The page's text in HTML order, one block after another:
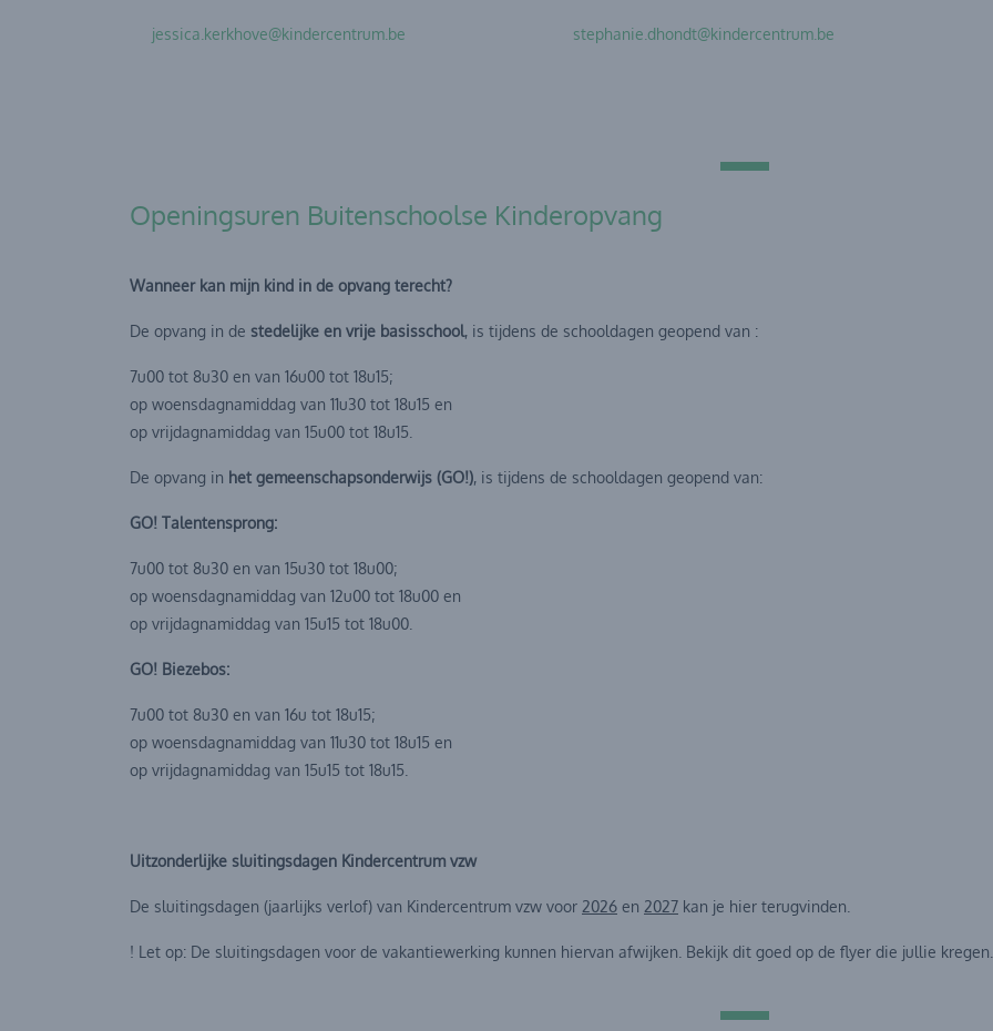
jessica.kerkhove@kindercentrum.be stephanie.dhondt@kindercentrum.be
Wanneer kan mijn kind in de opvang terecht?
De opvang in de stedelijke en vrije basisschool, is tijdens de schooldagen geopend van :
7u00 tot 8u30 en van 16u00 tot 18u15;
op woensdagnamiddag van 11u30 tot 18u15 en
op vrijdagnamiddag van 15u00 tot 18u15.
De opvang in het gemeenschapsonderwijs (GO!), is tijdens de schooldagen geopend van:
GO! Talentensprong:
7u00 tot 8u30 en van 15u30 tot 18u00;
op woensdagnamiddag van 12u00 tot 18u00 en
op vrijdagnamiddag van 15u15 tot 18u00.
GO! Biezebos:
7u00 tot 8u30 en van 16u tot 18u15;
op woensdagnamiddag van 11u30 tot 18u15 en
op vrijdagnamiddag van 15u15 tot 18u15.
Uitzonderlijke sluitingsdagen Kindercentrum vzw
De sluitingsdagen (jaarlijks verlof) van Kindercentrum vzw voor 2026 en 2027 kan je hier terugvinden.
! Let op: De sluitingsdagen voor de vakantiewerking kunnen hiervan afwijken. Bekijk dit goed op de flyer die jullie kregen.
Openingsuren Buitenschoolse Kinderopvang